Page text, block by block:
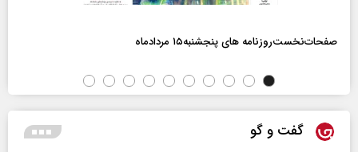
صفحات‌نخست‌روزنامه ها‌ی پنجشنبه‌۱۵ مردادماه
گفت و گو